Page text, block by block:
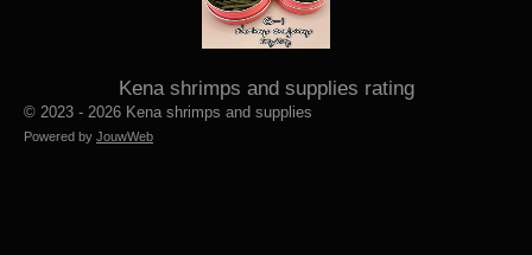
Kena shrimps and supplies rating
© 2023 - 2026 Kena shrimps and supplies
Powered by JouwWeb